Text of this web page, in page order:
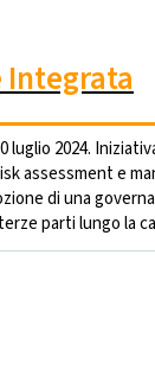
Integrata
2024.
assessment e
di una
parti lungo la